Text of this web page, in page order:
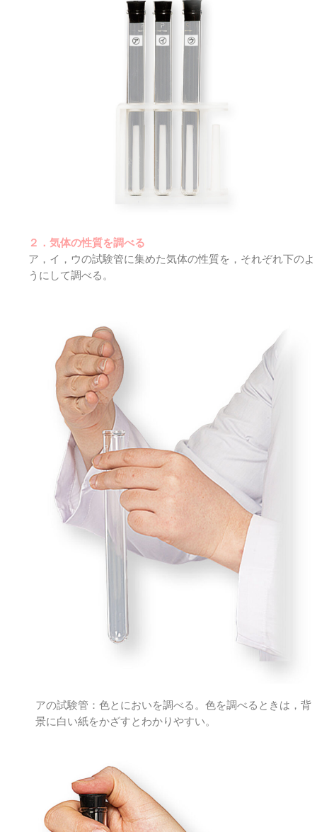
２．気体の性質を調べる
ア，イ，ウの試験管に集めた気体の性質を，それぞれ下のよ
うにして調べる。
アの試験管：色とにおいを調べる。色を調べるときは，背
景に白い紙をかざすとわかりやすい。